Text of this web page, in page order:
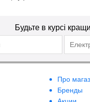
Будьте в курсі
Про
Бренды